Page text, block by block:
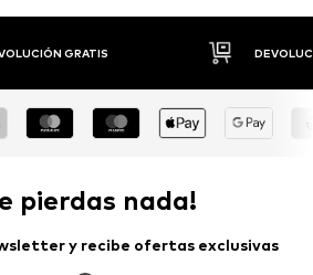
HASTA 30 DÍAS
pierdas nada!
y recibe ofertas exclusivas